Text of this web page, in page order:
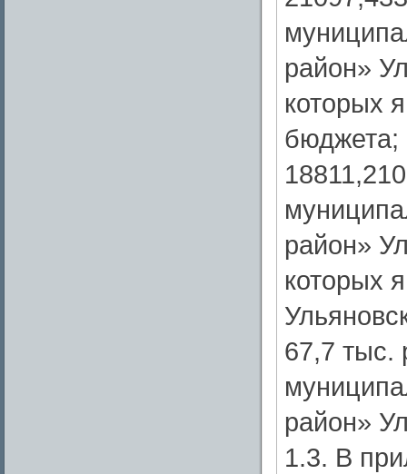
район»
которых
бюджета;
район»
которых
67,7 тыс.
район»
1.3. В